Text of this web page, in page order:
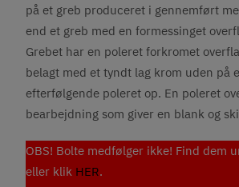
på et greb produceret i gennemført
end et greb med en formessinget
Grebet har en poleret forkromet
belagt med et tyndt lag krom uden på
efterfølgende poleret op. En poleret
bearbejdning som giver en blank og
OBS! Bolte medfølger ikke! Find dem
eller klik HER.